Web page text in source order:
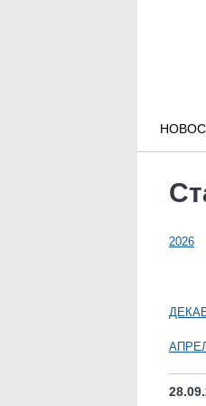
2026